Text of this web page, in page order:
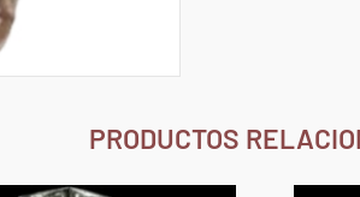
PRODUCTOS